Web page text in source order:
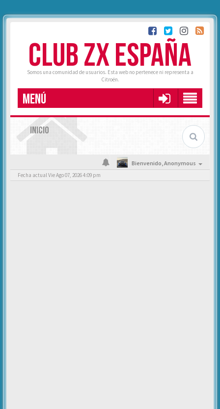
CLUB ZX ESPAÑA
Somos una comunidad de usuarios. Esta web no pertenece ni representa a
Citroën.
MENÚ
INICIO
Bienvenido,Anonymous
Fecha actual Vie Ago 07, 2026 4:09 pm